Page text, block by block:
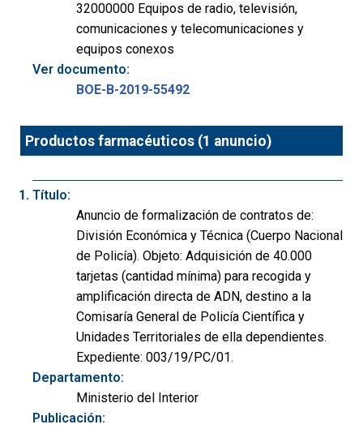
32000000 Equipos de radio, televisión,
comunicaciones y telecomunicaciones y
equipos conexos
Ver documento:
BOE-B-2019-55492
Productos farmacéuticos (1 anuncio)
Título:
Anuncio de formalización de contratos de:
División Económica y Técnica (Cuerpo Nacional
de Policía). Objeto: Adquisición de 40.000
tarjetas (cantidad mínima) para recogida y
amplificación directa de ADN, destino a la
Comisaría General de Policía Científica y
Unidades Territoriales de ella dependientes.
Expediente: 003/19/PC/01.
Departamento:
Ministerio del Interior
Publicación: